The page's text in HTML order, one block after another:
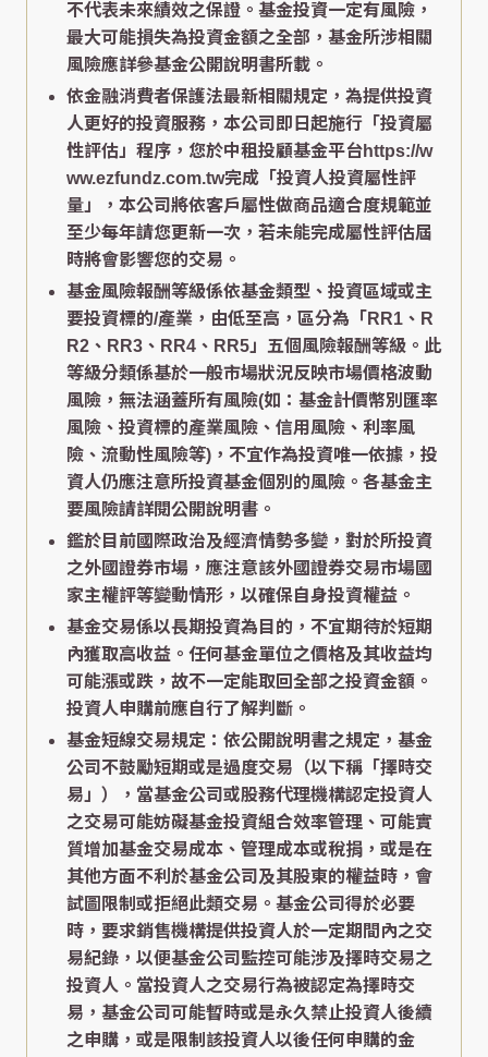
不代表未來績效之保證。基金投資一定有風險，
最大可能損失為投資金額之全部，基金所涉相關
風險應詳參基金公開說明書所載。
依金融消費者保護法最新相關規定，為提供投資
人更好的投資服務，本公司即日起施行「投資屬
性評估」程序，您於中租投顧基金平台https://w
ww.ezfundz.com.tw完成「投資人投資屬性評
量」，本公司將依客戶屬性做商品適合度規範並
至少每年請您更新一次，若未能完成屬性評估屆
時將會影響您的交易。
基金風險報酬等級係依基金類型、投資區域或主
要投資標的/產業，由低至高，區分為「RR1、R
R2、RR3、RR4、RR5」五個風險報酬等級。此
等級分類係基於一般市場狀況反映市場價格波動
風險，無法涵蓋所有風險(如：基金計價幣別匯率
風險、投資標的產業風險、信用風險、利率風
險、流動性風險等)，不宜作為投資唯一依據，投
資人仍應注意所投資基金個別的風險。各基金主
要風險請詳閱公開說明書。
鑑於目前國際政治及經濟情勢多變，對於所投資
之外國證券市場，應注意該外國證券交易市場國
家主權評等變動情形，以確保自身投資權益。
基金交易係以長期投資為目的，不宜期待於短期
內獲取高收益。任何基金單位之價格及其收益均
可能漲或跌，故不一定能取回全部之投資金額。
投資人申購前應自行了解判斷。
基金短線交易規定：依公開說明書之規定，基金
公司不鼓勵短期或是過度交易（以下稱「擇時交
易」），當基金公司或股務代理機構認定投資人
之交易可能妨礙基金投資組合效率管理、可能實
質增加基金交易成本、管理成本或稅捐，或是在
其他方面不利於基金公司及其股東的權益時，會
試圖限制或拒絕此類交易。基金公司得於必要
時，要求銷售機構提供投資人於一定期間內之交
易紀錄，以便基金公司監控可能涉及擇時交易之
投資人。當投資人之交易行為被認定為擇時交
易，基金公司可能暫時或是永久禁止投資人後續
之申購，或是限制該投資人以後任何申購的金